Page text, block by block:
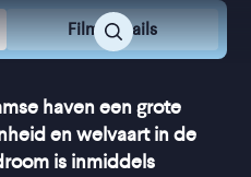
Film Details
haven een grote
en welvaart in de
is inmiddels